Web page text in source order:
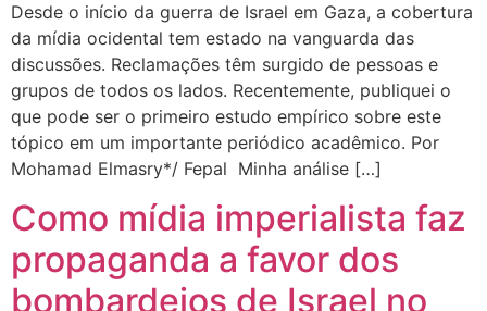
Desde o início da guerra de Israel em Gaza, a cobertura
da mídia ocidental tem estado na vanguarda das
discussões. Reclamações têm surgido de pessoas e
grupos de todos os lados. Recentemente, publiquei o
que pode ser o primeiro estudo empírico sobre este
tópico em um importante periódico acadêmico. Por
Mohamad Elmasry*/ Fepal Minha análise […]
Como mídia imperialista faz
propaganda a favor dos
bombardeios de Israel no